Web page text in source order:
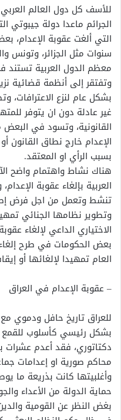
للأسف كل دول العالم
الجرائم ماعدا دولة جيبوتي
التي ألغت عقوبة الإعدام،
سنوات مثل الجزائر، وتونس
معظم الدول العربية تستند
وتفتقر إلى أنظمة قضائية
بشكل عام لنزع الاعترافات،
غير عادلة دون ان يتوفر
القانونية، وتسود في
الإعدام خارج نطاق القانون
بسبب الرأي او المعتقد.
هناك نشاط واهتمام واضح
العربية بإلغاء عقوبة
تنشط وتعمل من اجل فرض
وتطوير نظامها الجنائي
الاختياري الداعي لإلغاء
بعض الحكومات في طرح إلغاء
العام تمهيدا لإلغائها أو
– عقوبة الإعدام في العراق
للعراق تاريخ حافل ودموي
بشكل رئيسي كأسلوب
دكتاتوري، فقد أعدم
محاكم صورية او إعدامات
وأغلبيتها كانت بذريعة ما
حماية الدولة من الأعداء
بغض النظر عن القومية